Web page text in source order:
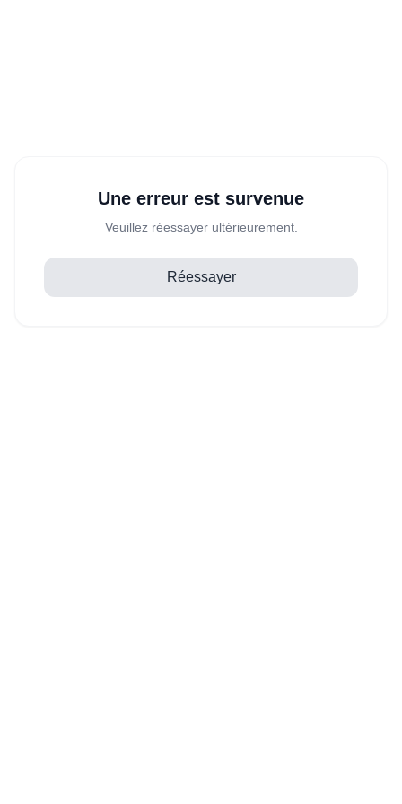
Une erreur est survenue
Veuillez réessayer ultérieurement.
Réessayer